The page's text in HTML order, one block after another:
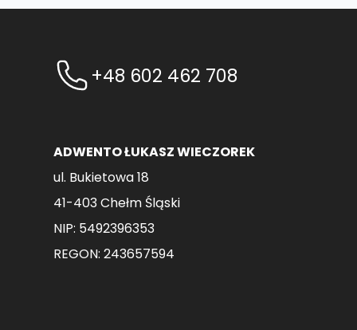
+48 602 462 708
ADWENTO ŁUKASZ WIECZOREK
ul. Bukietowa 18
41-403 Chełm Śląski
NIP: 5492396353
REGON: 243657594